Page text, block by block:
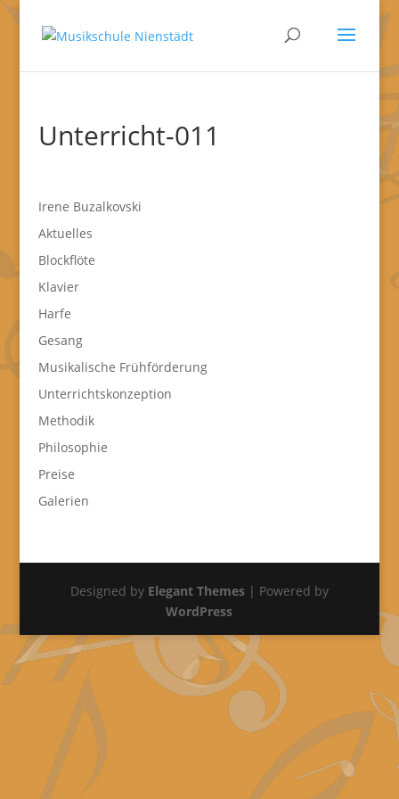
Unterricht-011
Irene Buzalkovski
Aktuelles
Blockflöte
Klavier
Harfe
Gesang
Musikalische Frühförderung
Unterrichtskonzeption
Methodik
Philosophie
Preise
Galerien
Designed by Elegant Themes| Powered by
WordPress